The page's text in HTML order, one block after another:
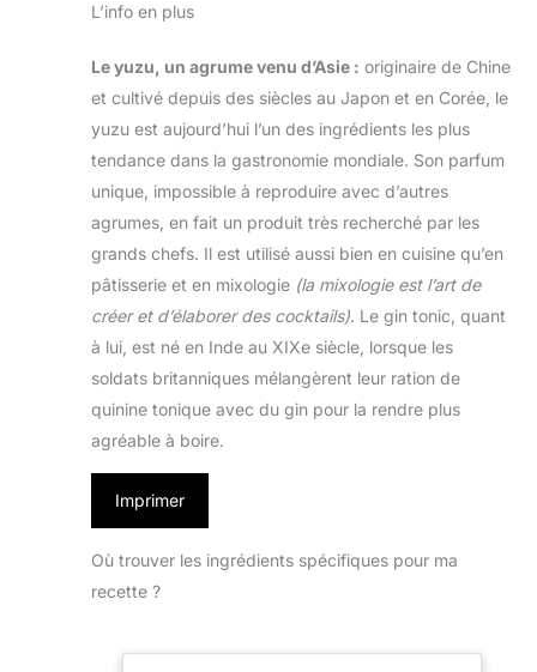
L’info en plus
Le yuzu, un agrume venu d’Asie : originaire de Chine
et cultivé depuis des siècles au Japon et en Corée, le
yuzu est aujourd’hui l’un des ingrédients les plus
tendance dans la gastronomie mondiale. Son parfum
unique, impossible à reproduire avec d’autres
agrumes, en fait un produit très recherché par les
grands chefs. Il est utilisé aussi bien en cuisine qu’en
pâtisserie et en mixologie (la mixologie est l’art de
créer et d’élaborer des cocktails). Le gin tonic, quant
à lui, est né en Inde au XIXe siècle, lorsque les
soldats britanniques mélangèrent leur ration de
quinine tonique avec du gin pour la rendre plus
agréable à boire.
Imprimer
Où trouver les ingrédients spécifiques pour ma
recette ?